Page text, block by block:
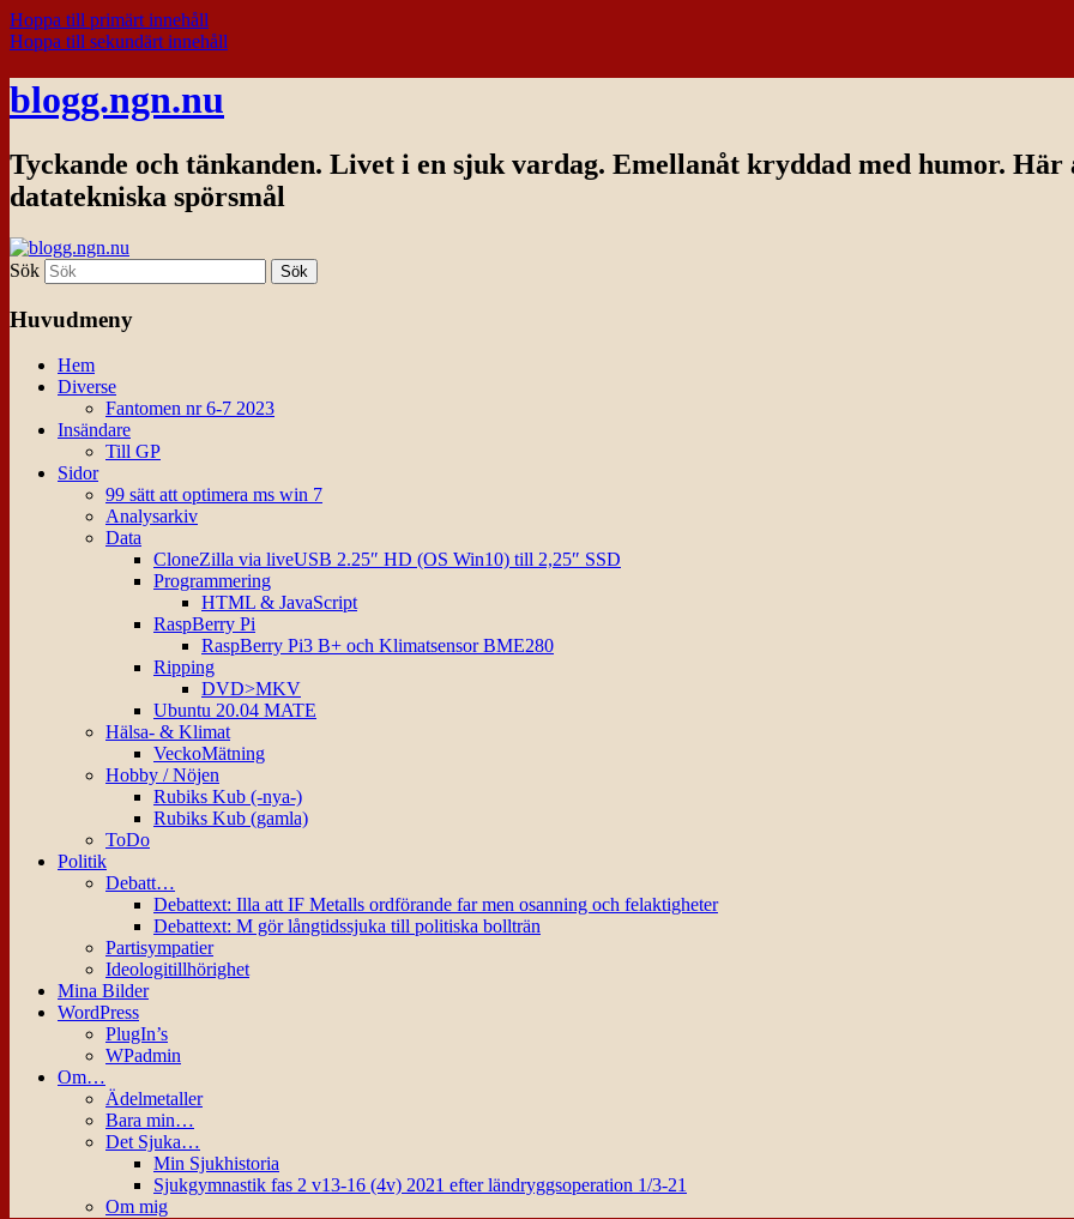
Hoppa till primärt innehåll
Hoppa till sekundärt innehåll
blogg.ngn.nu
Tyckande och tänkanden. Livet i en sjuk vardag. Emellanåt kryddad med humor.
datatekniska spörsmål
Sök
Huvudmeny
Hem
Diverse
Fantomen nr 6-7 2023
Insändare
Till GP
Sidor
99 sätt att optimera ms win 7
Analysarkiv
Data
CloneZilla via liveUSB 2.25″ HD (OS Win10) till 2,25″ SSD
Programmering
HTML & JavaScript
RaspBerry Pi
RaspBerry Pi3 B+ och Klimatsensor BME280
Ripping
DVD>MKV
Ubuntu 20.04 MATE
Hälsa- & Klimat
VeckoMätning
Hobby / Nöjen
Rubiks Kub (-nya-)
Rubiks Kub (gamla)
ToDo
Politik
Debatt…
Debattext: Illa att IF Metalls ordförande far men osanning och felaktigheter
Debattext: M gör långtidssjuka till politiska bollträn
Partisympatier
Ideologitillhörighet
Mina Bilder
WordPress
PlugIn’s
WPadmin
Om…
Ädelmetaller
Bara min…
Det Sjuka…
Min Sjukhistoria
Sjukgymnastik fas 2 v13-16 (4v) 2021 efter ländryggsoperation 1/3-21
Om mig